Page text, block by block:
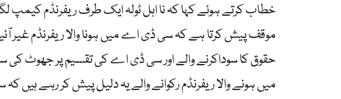
خطاب کرتے ہوئے کہا کہ نا اہل ٹولہ ایک طرف ریفرنڈم کیمپ
موقف پیش کرتا ہے کہ سی ڈی اے میں ہونا والا ریفرنڈم غیر
حقوق کا سوداکرنے والے اور سی ڈی اے کی تقسیم پر جھوٹ کی
میں ہونے والا ریفرنڈم رکوانے والے یہ دلیل پیش کر رہے